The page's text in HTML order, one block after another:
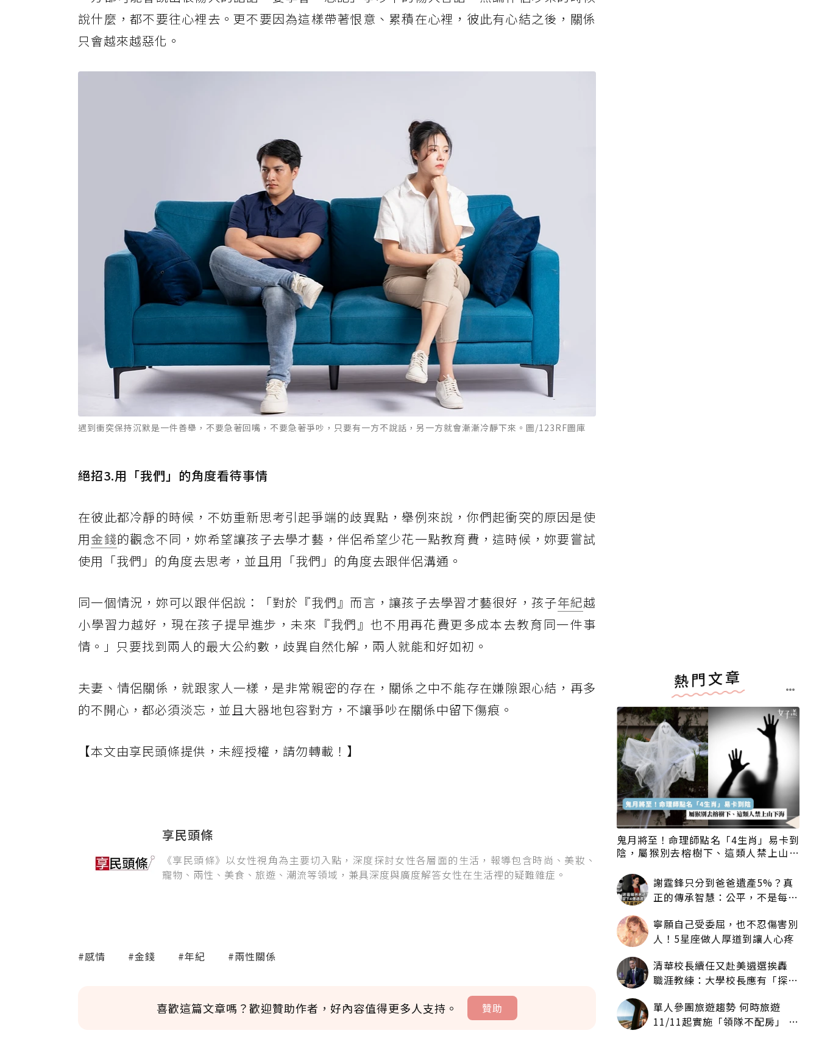
說什麼，都不要往心裡去。更不要因為這樣帶著恨意、累積在心裡，彼此有心結之後，關係
只會越來越惡化。
遇到衝突保持沉默是一件善舉，不要急著回嘴，不要急著爭吵，只要有一方不說話，另一方就會漸漸冷靜下來。圖/123RF圖庫
絕招3.用「我們」的角度看待事情
在彼此都冷靜的時候，不妨重新思考引起爭端的歧異點，舉例來說，你們起衝突的原因是使
用金錢的觀念不同，妳希望讓孩子去學才藝，伴侶希望少花一點教育費，這時候，妳要嘗試
使用「我們」的角度去思考，並且用「我們」的角度去跟伴侶溝通。
同一個情況，妳可以跟伴侶說：「對於『我們』而言，讓孩子去學習才藝很好，孩子年紀越
小學習力越好，現在孩子提早進步，未來『我們』也不用再花費更多成本去教育同一件事
情。」只要找到兩人的最大公約數，歧異自然化解，兩人就能和好如初。
夫妻、情侶關係，就跟家人一樣，是非常親密的存在，關係之中不能存在嫌隙跟心結，再多
的不開心，都必須淡忘，並且大器地包容對方，不讓爭吵在關係中留下傷痕。
【本文由享民頭條提供，未經授權，請勿轉載！】
享民頭條
《享民頭條》以女性視角為主要切入點，深度探討女性各層面的生活，報導包含時尚、美妝、
寵物、兩性、美食、旅遊、潮流等領域，兼具深度與廣度解答女性在生活裡的疑難雜症。
#感情 #金錢 #年紀 #兩性關係
喜歡這篇文章嗎？歡迎贊助作者，好內容值得更多人支持。 贊助
熱門文章
鬼月將至！命理師點名「4生肖」易卡到
陰，屬猴別去榕樹下、這類人禁上山下
謝霆鋒只分到爸爸遺產5%？真
正的傳承智慧：公平，不是每個
寧願自己受委屈，也不忍傷害別
人！5星座做人厚道到讓人心疼
清華校長續任又赴美遴選挨轟
職涯教練：大學校長應有「探
單人參團旅遊趨勢 何時旅遊
11/11起實施「領隊不配房」 落